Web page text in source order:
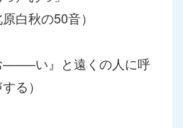
白秋の50音）
——–い』と遠くの人に呼
る）